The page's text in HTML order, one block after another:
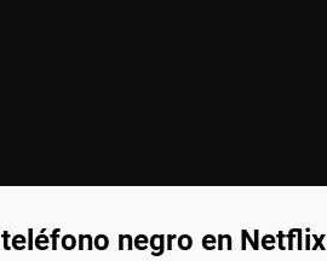
negro en Netflix